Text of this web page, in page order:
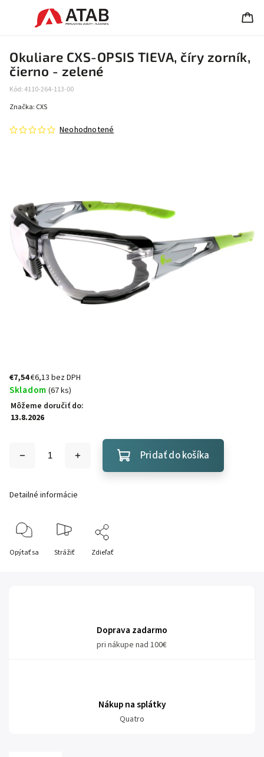
Okuliare CXS-OPSIS TIEVA, číry zorník,
čierno - zelené
Kód:4110-264-113-00
Neohodnotené
Značka: CXS
€7,54€6,13 bez DPH
Skladom (67 ks)
Môžeme doručiť do:
13.8.2026
Pridať do košíka
Detailné informácie
Opýtať sa Strážiť Zdieľať
Doprava zadarmo
pri nákupe nad 100€
Nákup na splátky
Quatro